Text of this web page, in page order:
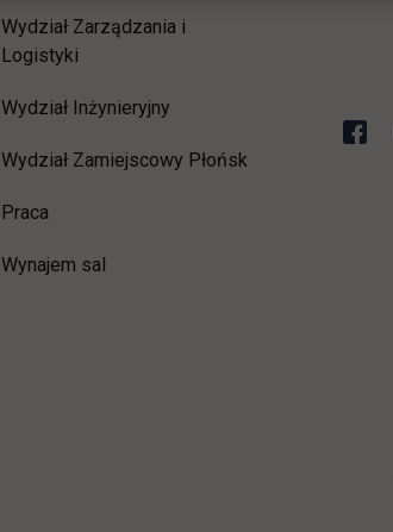
Wydział Zarządzania i
Logistyki
Wydział Inżynieryjny
Wydział Zamiejscowy Płońsk
Pracalink otwiera się w nowej karcie
Wynajem sal